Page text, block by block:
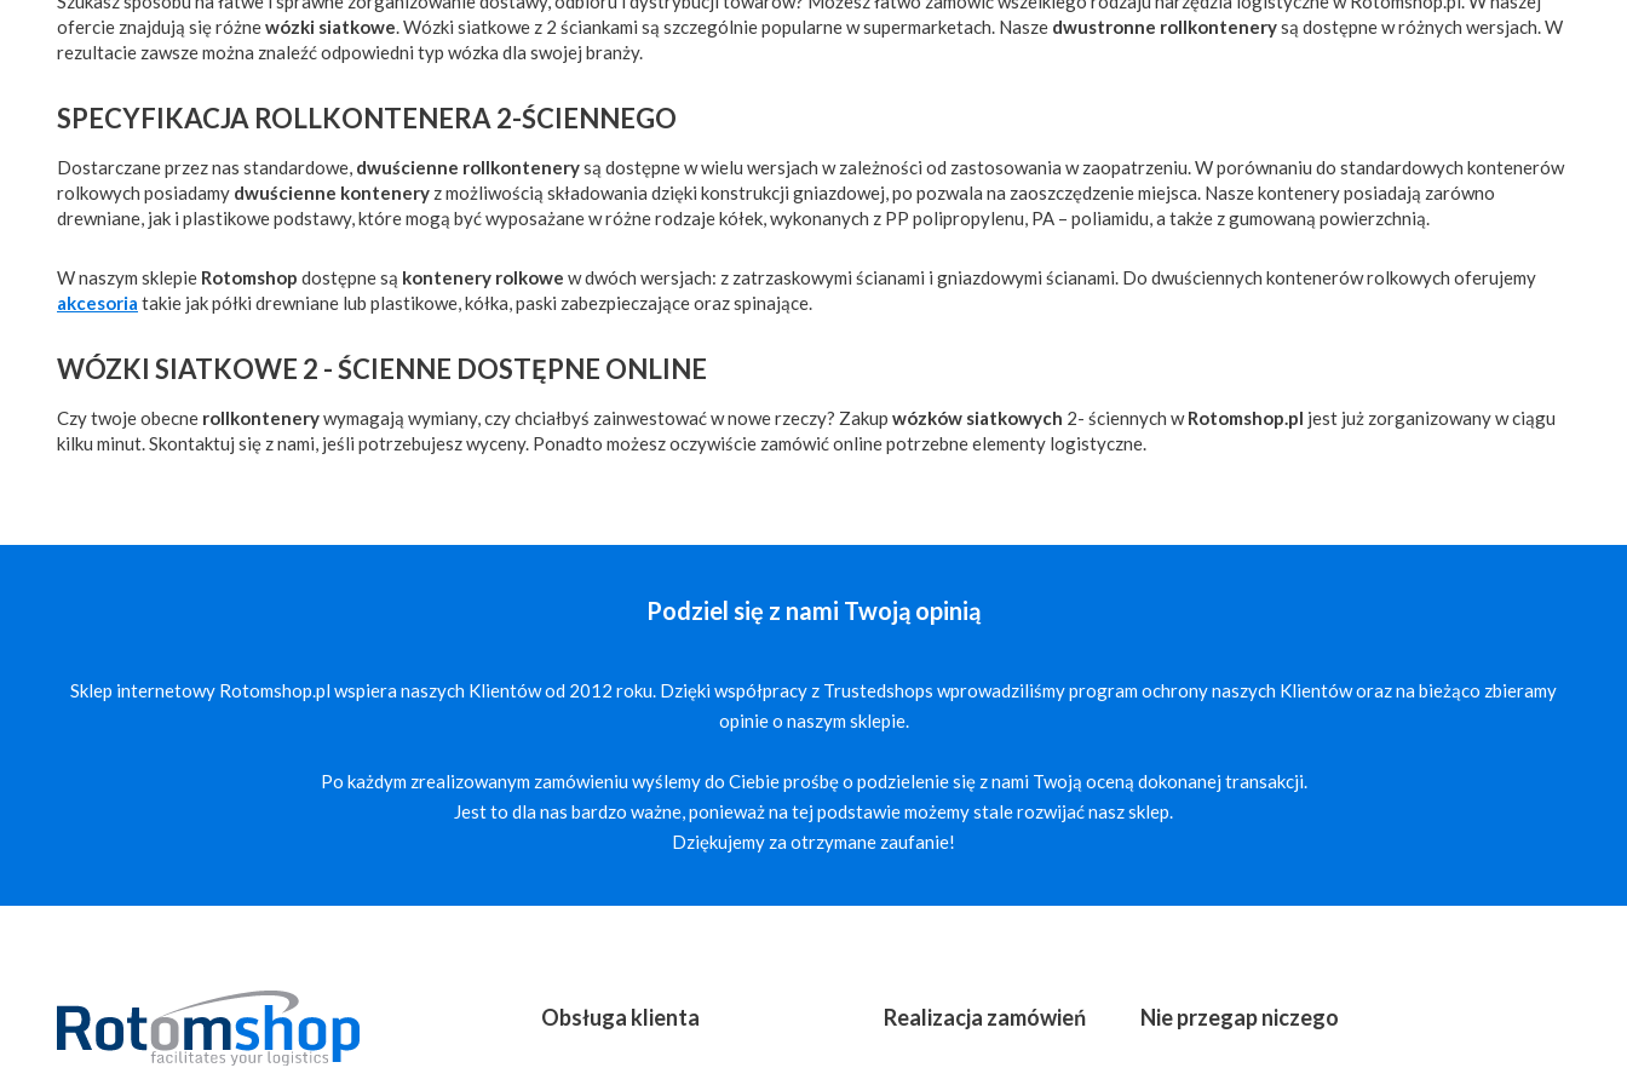
ofercie znajdują się różnewózki siatkowe. Wózki siatkowe z 2 ściankami są szczególnie popularne w supermarketach. Nasze dwustronne rollkontenerysą dostępne w różnych wersjach. W
rezultacie zawsze można znaleźć odpowiedni typ wózka dla swojej branży.
SPECYFIKACJA ROLLKONTENERA 2-ŚCIENNEGO
Dostarczane przez nas standardowe, dwuścienne rollkontenerysą dostępne w wielu wersjach w zależności od zastosowania w zaopatrzeniu. W porównaniu do standardowych kontenerów
rolkowych posiadamy dwuścienne kontenery z możliwością składowania dzięki konstrukcji gniazdowej, po pozwala na zaoszczędzenie miejsca. Nasze kontenery posiadają zarówno
drewniane, jak i plastikowe podstawy, które mogą być wyposażane w różne rodzaje kółek, wykonanych z PP polipropylenu, PA – poliamidu, a także z gumowaną powierzchnią.
W naszym sklepie Rotomshop dostępne są kontenery rolkowe w dwóch wersjach: z zatrzaskowymi ścianami i gniazdowymi ścianami. Do dwuściennych kontenerów rolkowych oferujemy
akcesoria takie jak półki drewniane lub plastikowe, kółka, paski zabezpieczające oraz spinające.
WÓZKI SIATKOWE 2 - ŚCIENNE DOSTĘPNE ONLINE
Czy twoje obecne rollkontenerywymagają wymiany, czy chciałbyś zainwestować w nowe rzeczy? Zakup wózków siatkowych 2- ściennych wRotomshop.pl jest już zorganizowany w ciągu
kilku minut. Skontaktuj się z nami, jeśli potrzebujesz wyceny. Ponadto możesz oczywiście zamówić online potrzebne elementy logistyczne.
Podziel się z nami Twoją opinią
Sklep internetowy Rotomshop.pl wspiera naszych Klientów od 2012 roku. Dzięki współpracy z Trustedshops wprowadziliśmy program ochrony naszych Klientów oraz na bieżąco zbieramy
opinie o naszym sklepie.
Po każdym zrealizowanym zamówieniu wyślemy do Ciebie prośbę o podzielenie się z nami Twoją oceną dokonanej transakcji.
Jest to dla nas bardzo ważne, ponieważ na tej podstawie możemy stale rozwijać nasz sklep.
Dziękujemy za otrzymane zaufanie!
Obsługa klienta Realizacja zamówień Nie przegap niczego